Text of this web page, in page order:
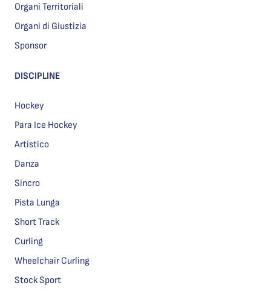
Organi Territoriali
Organi di Giustizia
Sponsor
DISCIPLINE
Hockey
Para Ice Hockey
Artistico
Danza
Sincro
Pista Lunga
Short Track
Curling
Wheelchair Curling
Stock Sport